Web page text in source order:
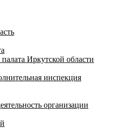
Иркутской области
инспекция
организации